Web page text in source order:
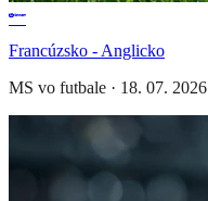
Francúzsko - Anglicko
MS vo futbale · 18. 07. 2026